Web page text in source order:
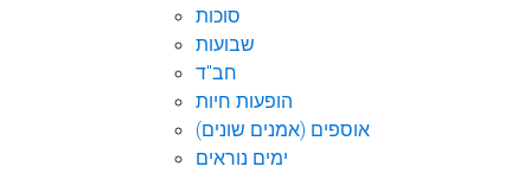
סוכות
שבועות
חב"ד
הופעות חיות
אוספים (אמנים שונים)
ימים נוראים